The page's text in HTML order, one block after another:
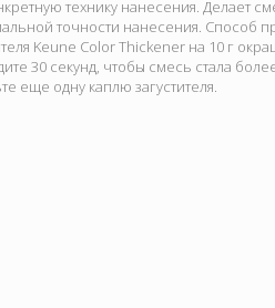
технику нанесения. Делает
точности нанесения. Способ
Keune Color Thickener на 10 г
30 секунд, чтобы смесь стала
еще одну каплю загустителя.